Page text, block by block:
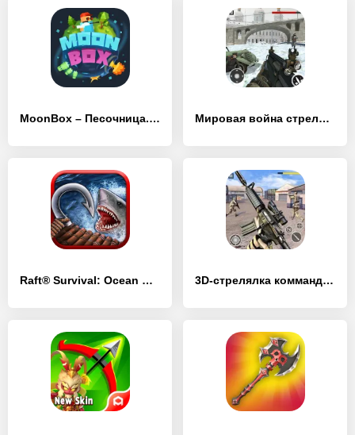
MoonBox – Песочница. Симулятор битвы зомби! Мировая война стрелялка
Raft® Survival: Ocean Nomad 3D-стрелялка коммандос